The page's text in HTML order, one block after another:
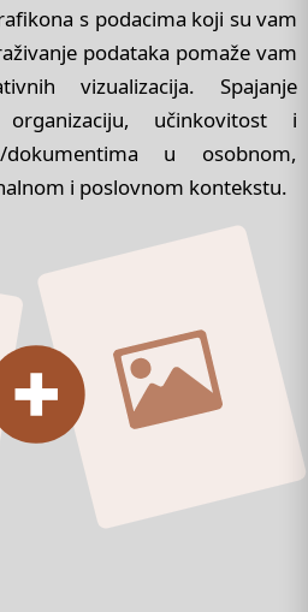
s podacima koji su vam
podataka pomaže vam
vizualizacija. Spajanje
učinkovitost i
dokumentima u osobnom,
i poslovnom kontekstu.